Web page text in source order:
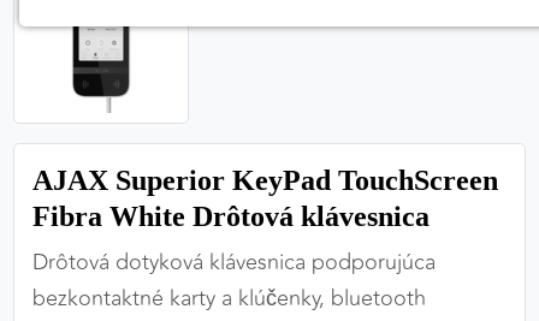
AJAX Superior KeyPad TouchScreen
Fibra White Drôtová klávesnica
Drôtová dotyková klávesnica podporujúca
bezkontaktné karty a klúčenky, bluetooth
(vždy aktívne, nemožno vypnúť)
Tieto cookies sú potrebné na správne fungovanie
webovej stránky a bez nich by nebolo možné
zabezpečiť jej plnú funkčnosť.
Nevyhnutné cookies
PREFERENČNÉ COOKIES